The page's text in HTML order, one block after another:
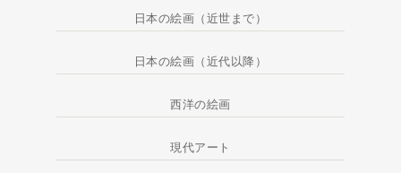
日本の絵画（近世まで）
日本の絵画（近代以降）
西洋の絵画
現代アート